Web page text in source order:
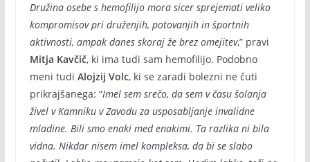
Družina osebe s hemofilijo mora sicer sprejemati veliko
kompromisov pri druženjih, potovanjih in športnih
aktivnosti, ampak danes skoraj že brez omejitev,” pravi
Mitja Kavčič, ki ima tudi sam hemofilijo. Podobno
meni tudi Alojzij Volc, ki se zaradi bolezni ne čuti
prikrajšanega: “Imel sem srečo, da sem v času šolanja
živel v Kamniku v Zavodu za usposabljanje invalidne
mladine. Bili smo enaki med enakimi. Ta razlika ni bila
vidna. Nikdar nisem imel kompleksa, da bi se slabo